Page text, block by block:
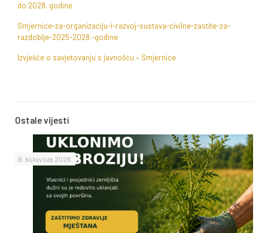
do 2028. godine
Smjernice-za-organizaciju-i-razvoj-sustava-civilne-zastite-za-
razdoblje-2025-2028.-godine
Izvješće o savjetovanju s javnošću – Smjernice
Ostale vijesti
6. kolovoza 2026.